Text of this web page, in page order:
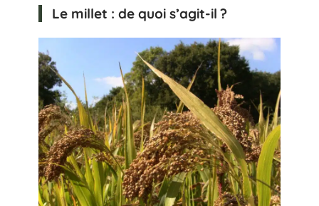
Le millet : de quoi s’agit-il ?